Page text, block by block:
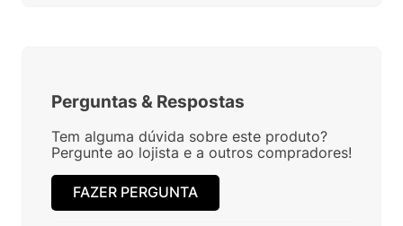
Perguntas & Respostas
Tem alguma dúvida sobre este produto?
Pergunte ao lojista e a outros compradores!
FAZER PERGUNTA